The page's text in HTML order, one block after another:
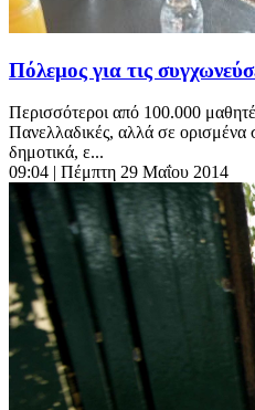
Πόλεμος για τις
Περισσότεροι από 100.000
Πανελλαδικές, αλλά σε ορισμένα
δημοτικά, ε...
09:04 | Πέμπτη 29 Μαΐου 2014